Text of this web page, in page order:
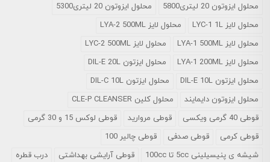
محلول ایزوتون 20 لیتری5800
محلول ایزوتون 20 لیتری5300
محلول لایز LYC-1 1L
محلول لایز LYA-2 500ML
محلول لایز LYA-1 500ML
محلول لایز LYC-2 500ML
محلول لایز LYA-1 200ML
محلول ایزتون DIL-E 20L
محلول ایزتون DIL-E 10L
محلول ایزتون DIL-C 10L
محلول ایزوتون دایمایند
محلول کلین CLE-P CLEANSER
قوطی 40 گرمی ویکسی
قوطی مروارید
قوطی لوکس 15 و 30 گرمی
قوطی کرمی
قوطی صدفی
قوطی چالیر 100
شیشه ی پنیسیلینی 5cc تا 100cc
قوطی آرایشی بهداشتی درب قطره